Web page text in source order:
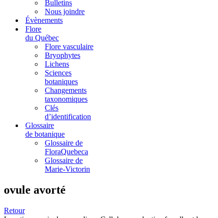
Bulletins
Nous joindre
Évènements
Flore
du Québec
Flore vasculaire
Bryophytes
Lichens
Sciences
botaniques
Changements
taxonomiques
Clés
d’identification
Glossaire
de botanique
Glossaire de
FloraQuebeca
Glossaire de
Marie-Victorin
ovule avorté
Retour